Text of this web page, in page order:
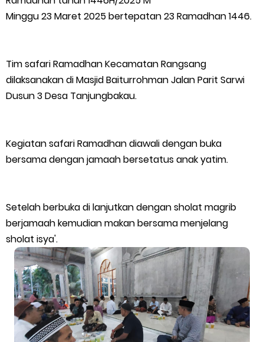
Polres Kepulauan Meranti Gelar Ekspedisi Merah Putih" Jalin
PLN Selat Panjang Minta Maaf, Janji Datangkan Mesin Sewa
PLN: Hentikan Pemadaman dan Beri Kompensasi
Masyarakat Desa Se- Kecamatan Merbau Datangi PLTG
Melibur
Bupati Asmar Perkuat Sinergi dengan Danposal Selatpanjang,
Bahas Stabilitas Wilayah dan Pembangunan Meranti
44 Tim Berlaga di Banglas Barat Cup II, Pemkab Meranti
Minggu 23 Maret 2025 bertepatan 23 Ramadhan 1446.
Tim safari Ramadhan Kecamatan Rangsang
dilaksanakan di Masjid Baiturrohman Jalan Parit Sarwi
Dusun 3 Desa Tanjungbakau.
Kegiatan safari Ramadhan diawali dengan buka
bersama dengan jamaah bersetatus anak yatim.
Setelah berbuka di lanjutkan dengan sholat magrib
berjamaah kemudian makan bersama menjelang
sholat isya'.